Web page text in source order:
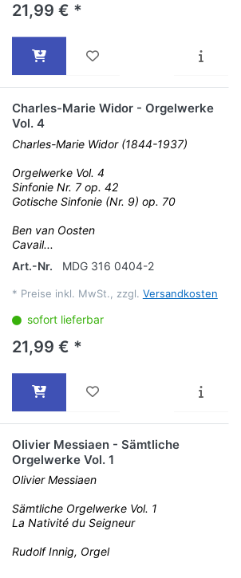
21,99 € *
Charles-Marie Widor - Orgelwerke
Vol. 4
Charles-Marie Widor (1844-1937)
Orgelwerke Vol. 4
Sinfonie Nr. 7 op. 42
Gotische Sinfonie (Nr. 9) op. 70
Ben van Oosten
Cavail...
Art.-Nr.
MDG 316 0404-2
* Preise inkl. MwSt., zzgl. Versandkosten
sofort lieferbar
21,99 € *
Olivier Messiaen - Sämtliche
Orgelwerke Vol. 1
Olivier Messiaen
Sämtliche Orgelwerke Vol. 1
La Nativité du Seigneur
Rudolf Innig, Orgel